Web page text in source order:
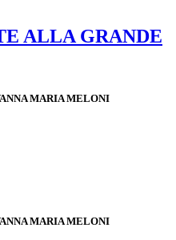
ALLA GRANDE
MARIA MELONI
MARIA MELONI